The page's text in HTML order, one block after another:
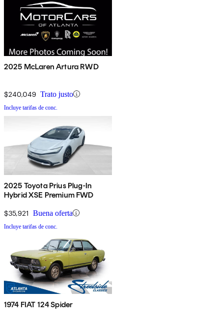
2025 McLaren Artura RWD
$240,049 Trato justo
Incluye tarifas de conc.
2025 Toyota Prius Plug-In
Hybrid XSE Premium FWD
$35,921 Buena oferta
Incluye tarifas de conc.
1974 FIAT 124 Spider